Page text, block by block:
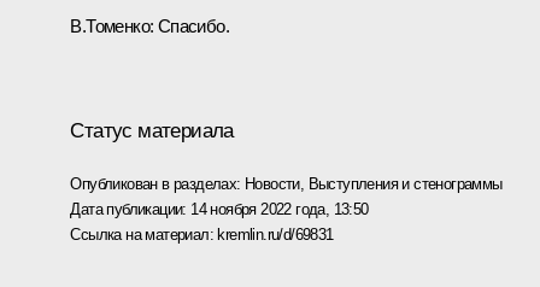
В.Томенко: Спасибо.
Статус материала
Опубликован в разделах: Новости, Выступления и стенограммы
Дата публикации: 14 ноября 2022 года, 13:50
Ссылка на материал: kremlin.ru/d/69831